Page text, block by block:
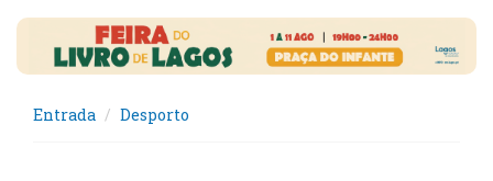
Entrada Desporto